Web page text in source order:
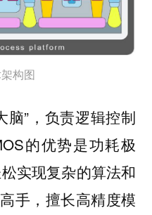
构图
脑”，负责逻辑控制
的优势是功耗极
实现复杂的算法和
手，擅长高精度模